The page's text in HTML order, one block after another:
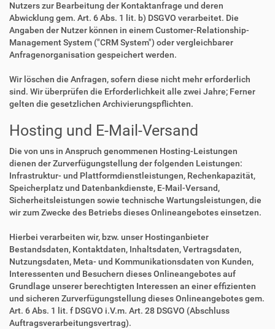
Nutzers zur Bearbeitung der Kontaktanfrage und deren
Abwicklung gem. Art. 6 Abs. 1 lit. b) DSGVO verarbeitet. Die
Angaben der Nutzer können in einem Customer-Relationship-
Management System ("CRM System") oder vergleichbarer
Anfragenorganisation gespeichert werden.
Wir löschen die Anfragen, sofern diese nicht mehr erforderlich
sind. Wir überprüfen die Erforderlichkeit alle zwei Jahre; Ferner
gelten die gesetzlichen Archivierungspflichten.
Hosting und E-Mail-Versand
Die von uns in Anspruch genommenen Hosting-Leistungen
dienen der Zurverfügungstellung der folgenden Leistungen:
Infrastruktur- und Plattformdienstleistungen, Rechenkapazität,
Speicherplatz und Datenbankdienste, E-Mail-Versand,
Sicherheitsleistungen sowie technische Wartungsleistungen, die
wir zum Zwecke des Betriebs dieses Onlineangebotes einsetzen.
Hierbei verarbeiten wir, bzw. unser Hostinganbieter
Bestandsdaten, Kontaktdaten, Inhaltsdaten, Vertragsdaten,
Nutzungsdaten, Meta- und Kommunikationsdaten von Kunden,
Interessenten und Besuchern dieses Onlineangebotes auf
Grundlage unserer berechtigten Interessen an einer effizienten
und sicheren Zurverfügungstellung dieses Onlineangebotes gem.
Art. 6 Abs. 1 lit. f DSGVO i.V.m. Art. 28 DSGVO (Abschluss
Auftragsverarbeitungsvertrag).